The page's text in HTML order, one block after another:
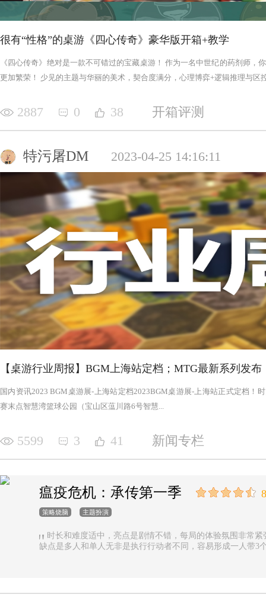
很有“性格”的桌游《四心传奇》豪华版开箱+教学
《四心传奇》绝对是一款不可错过的宝藏桌游！ 作为一名中世纪的药剂师，
更加繁荣！ 少见的主题与华丽的美术，契合度满分，心理博弈+逻辑推理与区
2887 0 38 开箱评测
特污屠DM 2023-04-25 14:16:11
【桌游行业周报】BGM上海站定档；MTG最新系列发布
国内资讯2023 BGM桌游展-上海站定档2023BGM桌游展-上海站正式定档！
赛末点智慧湾篮球公园（宝山区蕰川路6号智慧...
5599 3 41 新闻专栏
瘟疫危机：承传第一季
策略烧脑 主题扮演
时长和难度适中，亮点是剧情不错，每局的体验氛围非常
缺点是多人和单人无非是执行行动者不同，容易形成一人带3